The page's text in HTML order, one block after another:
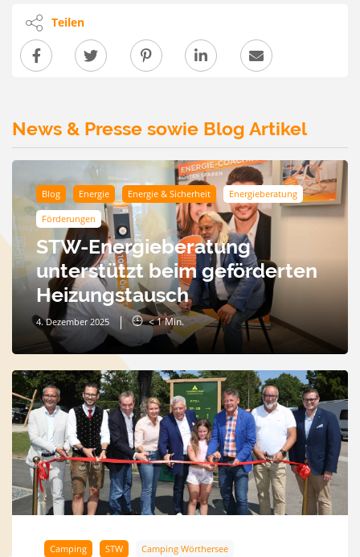
Teilen
News & Presse sowie Blog Artikel
Blog Energie Energie & Sicherheit Energieberatung
Förderungen
STW-Energieberatung
unterstützt beim geförderten
Heizungstausch
4. Dezember 2025 < 1Min.
Camping STW Camping Wörthersee